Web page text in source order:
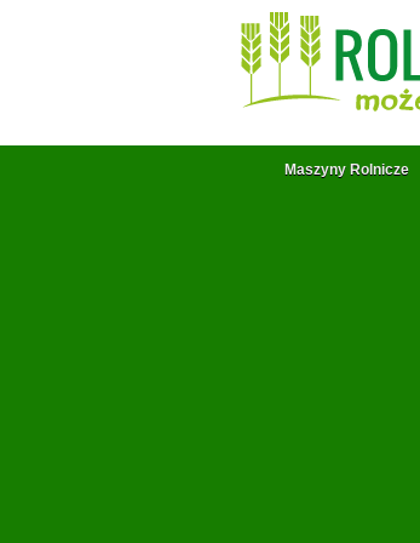
Maszyny Rolnicze